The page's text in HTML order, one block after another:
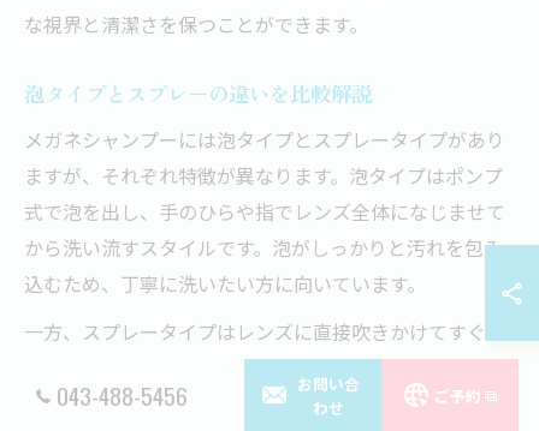
な視界と清潔さを保つことができます。
泡タイプとスプレーの違いを比較解説
メガネシャンプーには泡タイプとスプレータイプがあり
ますが、それぞれ特徴が異なります。泡タイプはポンプ
式で泡を出し、手のひらや指でレンズ全体になじませて
から洗い流すスタイルです。泡がしっかりと汚れを包み
込むため、丁寧に洗いたい方に向いています。
一方、スプレータイプはレンズに直接吹きかけてすぐに
洗い流せるため、より手早く簡単にお手入れが可能で
す。持ち運びやすさや時短効果を重視するならスプレー
043-488-5456
お問い合
わせ
ご予約